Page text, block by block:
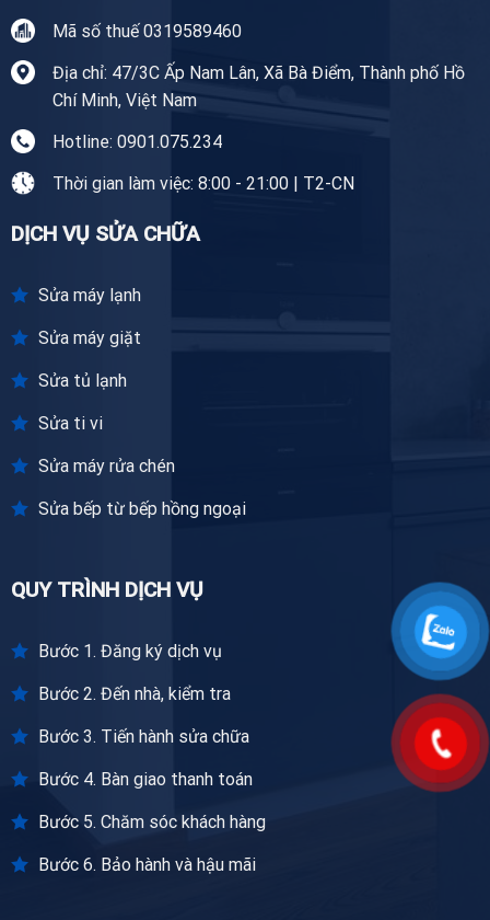
Mã số thuế 0319589460
Địa chỉ: 47/3C Ấp Nam Lân, Xã Bà Điểm, Thành phố Hồ
Chí Minh, Việt Nam
Hotline: 0901.075.234
Thời gian làm việc: 8:00 - 21:00 | T2-CN
DỊCH VỤ SỬA CHỮA
Sửa máy lạnh
Sửa máy giặt
Sửa tủ lạnh
Sửa ti vi
Sửa máy rửa chén
Sửa bếp từ bếp hồng ngoại
QUY TRÌNH DỊCH VỤ
Bước 1. Đăng ký dịch vụ
Bước 2. Đến nhà, kiểm tra
Bước 3. Tiến hành sửa chữa
Bước 4. Bàn giao thanh toán
Bước 5. Chăm sóc khách hàng
Bước 6. Bảo hành và hậu mãi